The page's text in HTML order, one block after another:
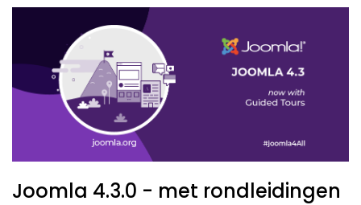
Joomla 4.3.0 - met rondleidingen